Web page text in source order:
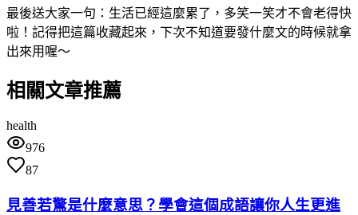
最後送大家一句：生活已經這麼累了，多笑一笑才不會老得快
啦！記得把這篇收藏起來，下次不知道要發什麼文的時候就拿
出來用喔～
相關文章推薦
health
976
87
見善若驚是什麼意思？學會這個成語讓你人生更進